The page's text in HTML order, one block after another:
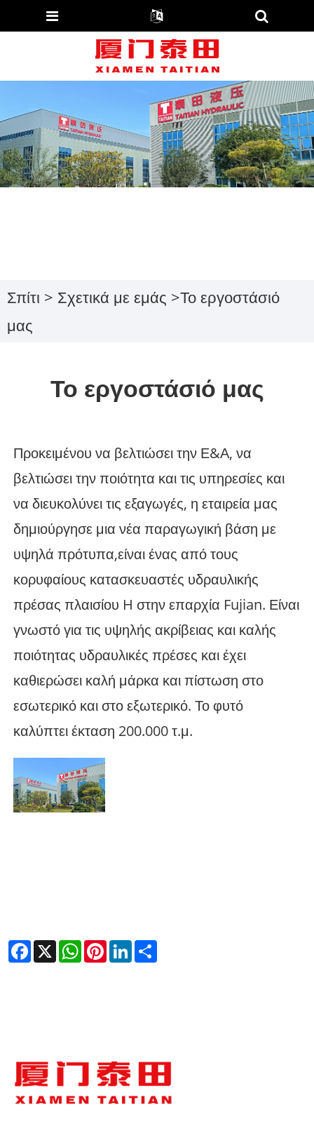
Σπίτι > Σχετικά με εμάς >Το εργοστάσιό
μας
Το εργοστάσιό μας
Προκειμένου να βελτιώσει την Ε&Α, να
βελτιώσει την ποιότητα και τις υπηρεσίες και
να διευκολύνει τις εξαγωγές, η εταιρεία μας
δημιούργησε μια νέα παραγωγική βάση με
υψηλά πρότυπα,είναι ένας από τους
κορυφαίους κατασκευαστές υδραυλικής
πρέσας πλαισίου H στην επαρχία Fujian. Είναι
γνωστό για τις υψηλής ακρίβειας και καλής
ποιότητας υδραυλικές πρέσες και έχει
καθιερώσει καλή μάρκα και πίστωση στο
εσωτερικό και στο εξωτερικό. Το φυτό
καλύπτει έκταση 200.000 τ.μ.
Facebook
X WhatsAppPinterestLinkedIn